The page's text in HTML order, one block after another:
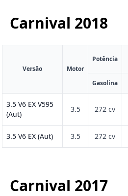
Carnival 2018
Versão Motor
Potência
Gasolina
3.5 V6 EX V595
(Aut)
3.5 272 cv
3.5 V6 EX (Aut) 3.5 272 cv
Carnival 2017